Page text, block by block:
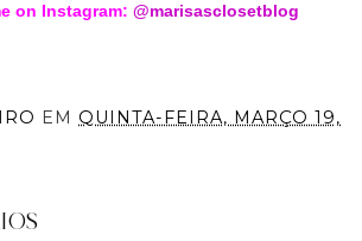
on Instagram: @marisasclosetblog
EM QUINTA-FEIRA, MARÇO 19,